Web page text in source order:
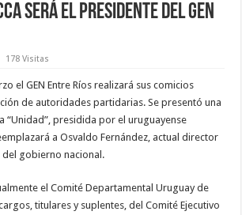
será el presidente del GEN
178 Visitas
el GEN Entre Ríos realizará sus comicios
de autoridades partidarias. Se presentó una
“Unidad”, presidida por el uruguayense
a Osvaldo Fernández, actual director
del gobierno nacional.
el Comité Departamental Uruguay de
titulares y suplentes, del Comité Ejecutivo